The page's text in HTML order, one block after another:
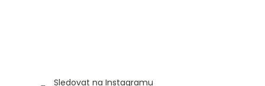
Sledovat na Instagramu